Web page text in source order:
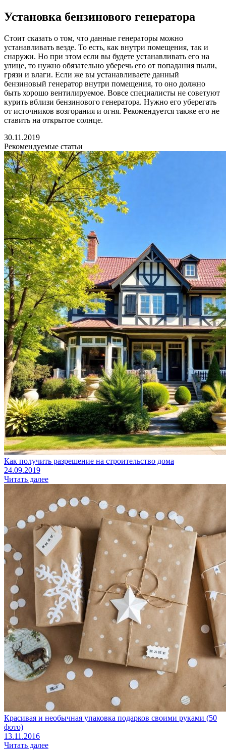
Установка бензинового генератора
Стоит сказать о том, что данные генераторы можно
устанавливать везде. То есть, как внутри помещения, так и
снаружи. Но при этом если вы будете устанавливать его на
улице, то нужно обязательно уберечь его от попадания пыли,
грязи и влаги. Если же вы устанавливаете данный
бензиновый генератор внутри помещения, то оно должно
быть хорошо вентилируемое. Вовсе специалисты не советуют
курить вблизи бензинового генератора. Нужно его уберегать
от источников возгорания и огня. Рекомендуется также его не
ставить на открытое солнце.
30.11.2019
Рекомендуемые статьи
Как получить разрешение на строительство дома
24.09.2019
Читать далее
Красивая и необычная упаковка подарков своими руками (50
фото)
13.11.2016
Читать далее